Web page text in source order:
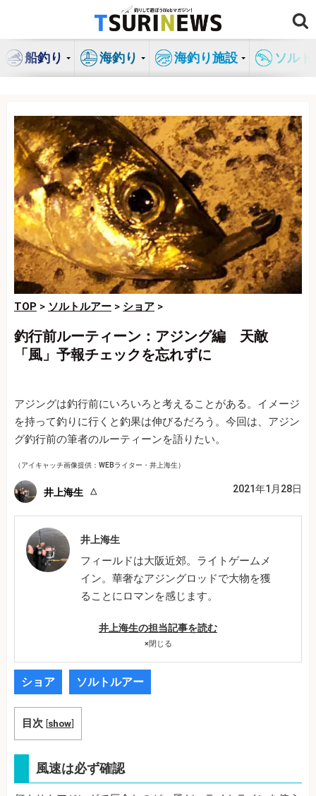
ン
船釣り 海釣り 海釣り施設 ソル
TOP > ソルトルアー > ショア >
釣行前ルーティーン：アジング編 天敵
「風」予報チェックを忘れずに
アジングは釣行前にいろいろと考えることがある。イメージ
を持って釣りに行くと釣果は伸びるだろう。今回は、アジン
グ釣行前の筆者のルーティーンを語りたい。
（アイキャッチ画像提供：WEBライター・井上海生）
井上海生 2021年1月28日
井上海生
フィールドは大阪近郊。ライトゲームメ
イン。華奢なアジングロッドで大物を獲
ることにロマンを感じます。
井上海生の担当記事を読む
×閉じる
ショア ソルトルアー
目次 [show]
風速は必ず確認